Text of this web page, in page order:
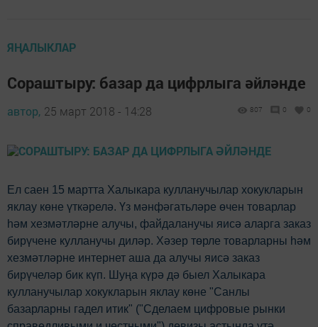
ЯҢАЛЫКЛАР
Сораштыру: базар да цифрлыга әйләнде
автор, 25 март 2018 - 14:28 807 0 0
Ел саен 15 мартта Халыкара кулланучылар хокукларын
яклау көне үткәрелә. Үз мәнфәгатьләре өчен товарлар
һәм хезмәтләрне алучы, файдаланучы яисә аларга заказ
бирүчене кулланучы диләр. Хәзер төрле товарларны һәм
хезмәтләрне интернет аша да алучы яисә заказ
бирүчеләр бик күп. Шуңа күрә дә быел Халыкара
кулланучылар хокукларын яклау көне "Санлы
базарларны гадел итик" ("Сделаем цифровые рынки